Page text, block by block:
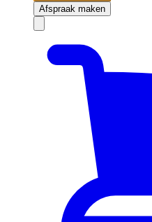
Afspraak maken